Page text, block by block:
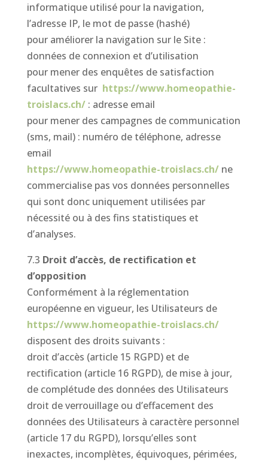
informatique utilisé pour la navigation,
l’adresse IP, le mot de passe (hashé)
pour améliorer la navigation sur le Site :
données de connexion et d’utilisation
pour mener des enquêtes de satisfaction
facultatives sur https://www.homeopathie-
troislacs.ch/ : adresse email
pour mener des campagnes de communication
(sms, mail) : numéro de téléphone, adresse
email
https://www.homeopathie-troislacs.ch/ ne
commercialise pas vos données personnelles
qui sont donc uniquement utilisées par
nécessité ou à des fins statistiques et
d’analyses.
7.3 Droit d’accès, de rectification et
d’opposition
Conformément à la réglementation
européenne en vigueur, les Utilisateurs de
https://www.homeopathie-troislacs.ch/
disposent des droits suivants :
droit d’accès (article 15 RGPD) et de
rectification (article 16 RGPD), de mise à jour,
de complétude des données des Utilisateurs
droit de verrouillage ou d’effacement des
données des Utilisateurs à caractère personnel
(article 17 du RGPD), lorsqu’elles sont
inexactes, incomplètes, équivoques, périmées,